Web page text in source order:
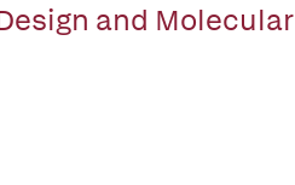
and Molecular